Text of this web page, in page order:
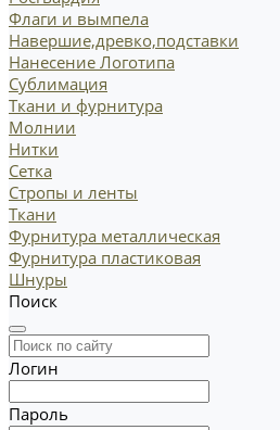
Флаги и вымпела
Навершие,древко,подставки
Нанесение Логотипа
Сублимация
Ткани и фурнитура
Молнии
Нитки
Сетка
Стропы и ленты
Ткани
Фурнитура металлическая
Фурнитура пластиковая
Шнуры
Поиск
Логин
Пароль